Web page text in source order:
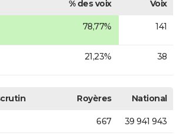
% des voix
Voix
78,77% 141
21,23% 38
Royères National
667 39 941 943